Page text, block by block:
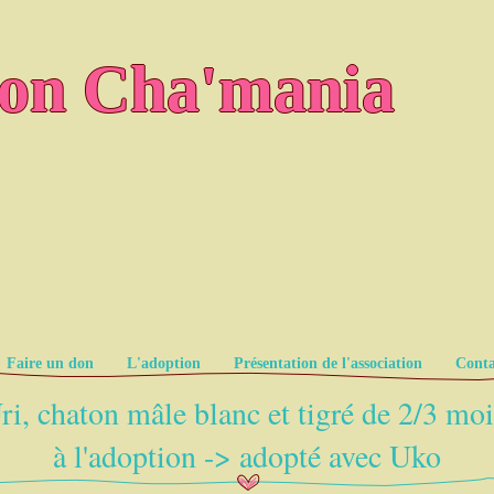
Cha'mania
Faire un don L'adoption Présentation de l'association
chaton mâle blanc et tigré de 2/3
à l'adoption -> adopté avec Uko